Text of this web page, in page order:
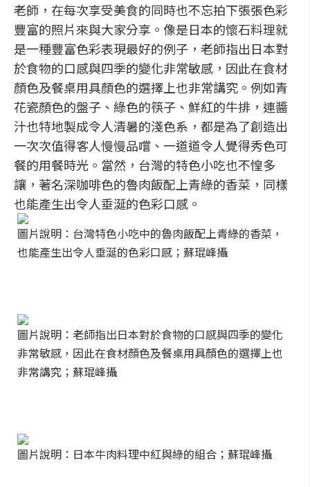
老師，在每次享受美食的同時也不忘拍下張張色彩
豐富的照片來與大家分享。像是日本的懷石料理就
是一種豐富色彩表現最好的例子，老師指出日本對
於食物的口感與四季的變化非常敏感，因此在食材
顏色及餐桌用具顏色的選擇上也非常講究。例如青
花瓷顏色的盤子、綠色的筷子、鮮紅的牛排，連醬
汁也特地製成令人清暑的淺色系，都是為了創造出
一次次值得客人慢慢品嚐、一道道令人覺得秀色可
餐的用餐時光。當然，台灣的特色小吃也不惶多
讓，著名深咖啡色的魯肉飯配上青綠的香菜，同樣
也能產生出令人垂涎的色彩口感。
圖片說明：台灣特色小吃中的魯肉飯配上青綠的香菜，
也能產生出令人垂涎的色彩口感；蘇琨峰攝
圖片說明：老師指出日本對於食物的口感與四季的變化
非常敏感，因此在食材顏色及餐桌用具顏色的選擇上也
非常講究；蘇琨峰攝
圖片說明：日本牛肉料理中紅與綠的組合；蘇琨峰攝